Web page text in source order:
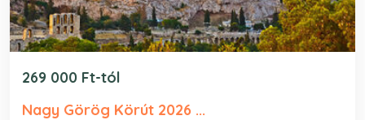
269 000 Ft-tól
Nagy Görög Körút 2026 ...